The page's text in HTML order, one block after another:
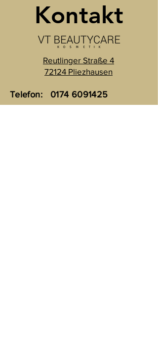
Kontakt
Reutlinger Straße 4
72124 Pliezhausen
Telefon:
0174 6091425